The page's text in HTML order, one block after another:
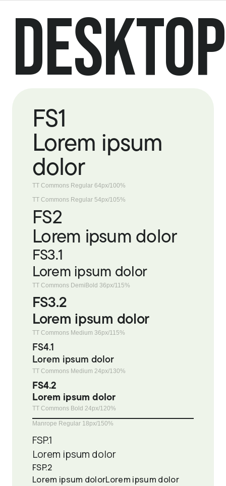
DESKTOP
FS1
Lorem ipsum
dolor
TT Commons Regular 64px/100%
TT Commons Regular 54px/105%
FS2
Lorem ipsum dolor
FS3.1
Lorem ipsum dolor
TT Commons DemiBold 36px/115%
FS3.2
Lorem ipsum dolor
TT Commons Medium 36px/115%
FS4.1
Lorem ipsum dolor
TT Commons Medium 24px/130%
FS4.2
Lorem ipsum dolor
TT Commons Bold 24px/120%
Manrope Regular 18px/150%
FSP.1
Lorem ipsum dolor
FSP.2
Lorem ipsum dolorLorem ipsum dolor